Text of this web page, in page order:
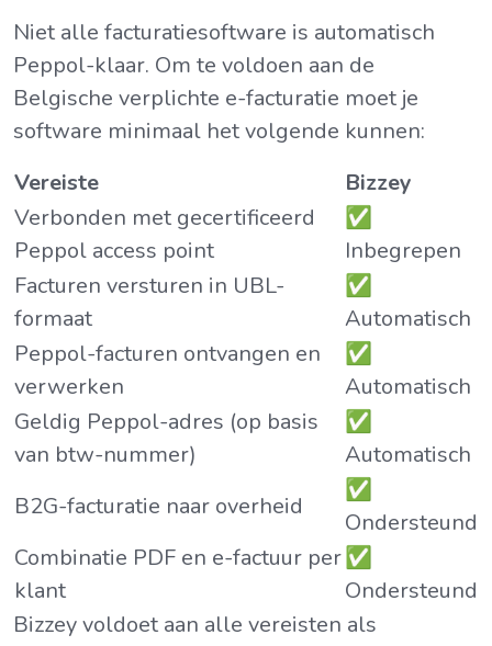
Niet alle facturatiesoftware is automatisch
Peppol-klaar. Om te voldoen aan de
Belgische verplichte e-facturatie moet je
software minimaal het volgende kunnen:
Vereiste
Bizzey
Verbonden met gecertificeerd
Peppol access point
✅
Inbegrepen
Facturen versturen in UBL-
formaat
✅
Automatisch
Peppol-facturen ontvangen en
verwerken
✅
Automatisch
Geldig Peppol-adres (op basis
van btw-nummer)
✅
Automatisch
B2G-facturatie naar overheid
✅
Ondersteund
Combinatie PDF en e-factuur per
klant
✅
Ondersteund
Bizzey voldoet aan alle vereisten als